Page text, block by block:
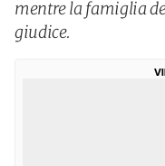
mentre la famiglia
giudice.